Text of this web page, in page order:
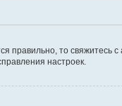
правильно, то
настроек.